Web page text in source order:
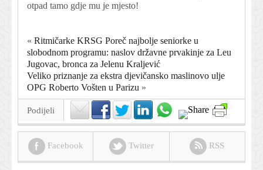
otpad tamo gdje mu je mjesto!
« Ritmičarke KRSG Poreč najbolje seniorke u
slobodnom programu: naslov državne prvakinje za Leu
Jugovac, bronca za Jelenu Kraljević
Veliko priznanje za ekstra djevičansko maslinovo ulje
OPG Roberto Vošten u Parizu »
Podijeli
Facebook Twitter RSS